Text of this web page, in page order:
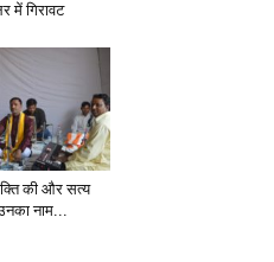
में गिरावट
की और सत्य
नाम...